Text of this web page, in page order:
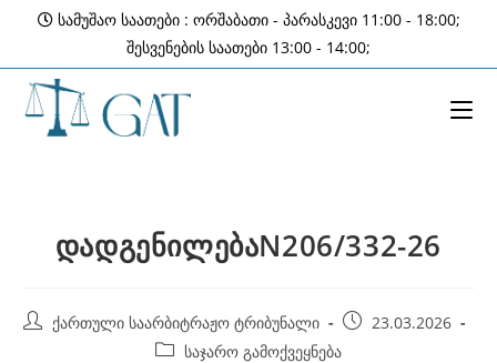
content
სამუშაო საათები : ორშაბათი - პარასკევი 11:00 - 18:00;
შესვენების საათები 13:00 - 14:00;
დადგენილებაN206/332-26
Post ქართული საარბიტრაჟო ტრიბუნალი
Post 23.03.2026
Post საჯარო გამოქვეყნება